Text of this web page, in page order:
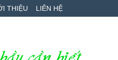
THIỆU LIÊN HỆ